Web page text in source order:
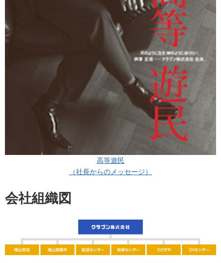
高等遊民
（社長からのメッセージ）
会社組織図